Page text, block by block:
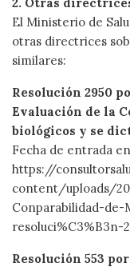
El Ministerio de
otras directrices
similares:
Resolución 2950
Evaluación de la
biológicos y se
Fecha de entrada
https://
content/uploads/
Conparabilidad-de-
resoluci%C3%B3n-
Resolución 553